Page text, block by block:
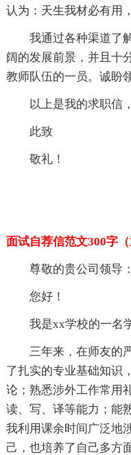
认为：天生我材必有用
我通过各种渠道了
阔的发展前景，并且十
教师队伍的一员。诚盼
以上是我的求职信
此致
敬礼！
面试自荐信范文300字
尊敬的贵公司领导：
您好！
我是xx学校的一名
三年来，在师友的
了扎实的专业基础知识
论；熟悉涉外工作常用
读、写、译等能力；能
我利用课余时间广泛地
己，也培养了自己多方